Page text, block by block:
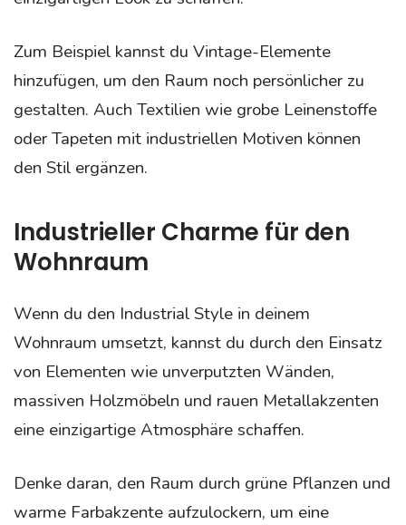
Zum Beispiel kannst du Vintage-Elemente
hinzufügen, um den Raum noch persönlicher zu
gestalten. Auch Textilien wie grobe Leinenstoffe
oder Tapeten mit industriellen Motiven können
den Stil ergänzen.
Industrieller Charme für den
Wohnraum
Wenn du den Industrial Style in deinem
Wohnraum umsetzt, kannst du durch den Einsatz
von Elementen wie unverputzten Wänden,
massiven Holzmöbeln und rauen Metallakzenten
eine einzigartige Atmosphäre schaffen.
Denke daran, den Raum durch grüne Pflanzen und
warme Farbakzente aufzulockern, um eine